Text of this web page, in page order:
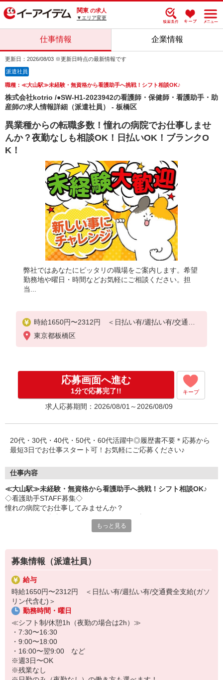
関東 の求人
▼エリア変更
仕事情報 企業情報
更新日：2026/08/03 ※更新日時点の最新情報です
派遣社員
職種：≪大山駅≫未経験・無資格から看護助手へ挑戦！シフト相談OK♪
株式会社kotrio /●SW-H1-2023942の看護師・保健師・看護助手・助
産師の求人情報詳細（派遣社員） - 板橋区
異業種からの転職多数！憧れの病院でお仕事しませ
んか？夜勤なしも相談OK！日払いOK！ブランクO
K！
弊社ではあなたにピッタリの職場をご案内します。希望
勤務地や曜日・時間などお気軽にご相談ください。担
当...
時給1650円〜2312円 ＜日払い有/週払い有/交通費
全支給(ガソリン代含む)＞
東京都板橋区
応募画面へ進む
1分で応募完了!! キープ
求人応募期間：2026/08/01～2026/08/09
20代・30代・40代・50代・60代活躍中◎履歴書不要＊応募から
最短3日でお仕事スタート可！お気軽にご応募ください♪
仕事内容
≪大山駅≫未経験・無資格から看護助手へ挑戦！シフト相談OK♪
◇看護助手STAFF募集◇
憧れの病院でお仕事してみませんか？
・病室の清掃
・医療器具の消毒
・患者さんの生活介助
など
◇完全未経験でも安心◇
・充実した研修制度あり♪優しい先輩が丁寧に教えてくれます。
・サポート業務が中心なので、難しいことは特にありません！無資
格・未経験でもすぐに活躍できます♪
シフトの融通も利くのでプライベートを重視したい人にもおススメ
です！
もっと見る
募集情報（派遣社員）
給与
時給1650円〜2312円 ＜日払い有/週払い有/交通費全支給(ガソ
リン代含む)＞
勤務時間・曜日
≪シフト制/休憩1h（夜勤の場合は2h）≫
・7:30〜16:30
・9:00〜18:00
・16:00〜翌9:00 など
※週3日〜OK
※残業なし